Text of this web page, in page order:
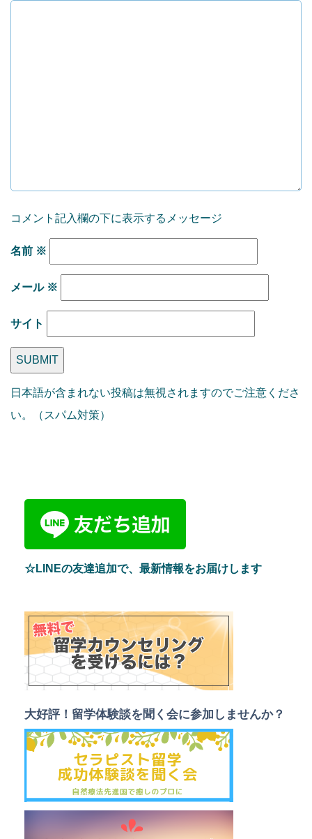
コメント記入欄の下に表示するメッセージ
名前 ※
メール ※
サイト
日本語が含まれない投稿は無視されますのでご注意くださ
い。（スパム対策）
☆LINEの友達追加で、最新情報をお届けします
大好評！留学体験談を聞く会に参加しませんか？